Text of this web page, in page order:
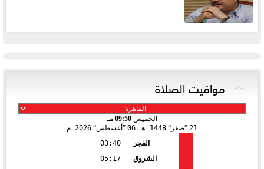
مواقيت الصلاة
الخميس09:50 مـ
21 صفر 1448 هـ 06 أغسطس 2026 م
الفجر
03:40
الشروق
05:17